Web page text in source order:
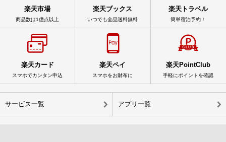
楽天市場
商品数は1億点以上
楽天ブックス
いつでも全品送料無料
楽天トラベル
簡単宿泊予約！
楽天カード
スマホでカンタン申込
楽天ペイ
スマホをお財布に
楽天PointClub
手軽にポイントを確認
サービス一覧 アプリ一覧